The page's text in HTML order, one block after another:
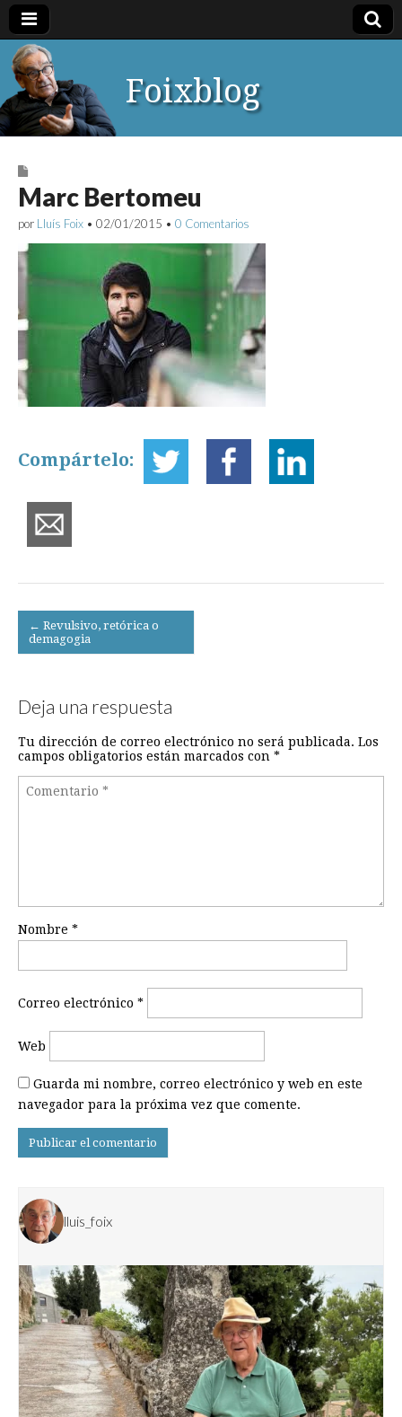
Foixblog
Marc Bertomeu
por Lluís Foix • 02/01/2015 • 0 Comentarios
Compártelo:
Post
navigation
← Revulsivo, retórica o
demagogia
Deja una respuesta
Tu dirección de correo electrónico no será publicada. Los
campos obligatorios están marcados con *
Nombre *
Correo electrónico *
Web
Guarda mi nombre, correo electrónico y web en este
navegador para la próxima vez que comente.
lluis_foix